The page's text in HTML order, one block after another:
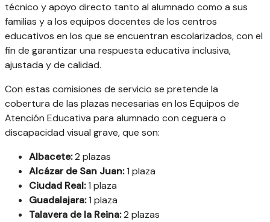
técnico y apoyo directo tanto al alumnado como a sus
familias y a los equipos docentes de los centros
educativos en los que se encuentran escolarizados, con el
fin de garantizar una respuesta educativa inclusiva,
ajustada y de calidad.
Con estas comisiones de servicio se pretende la
cobertura de las plazas necesarias en los Equipos de
Atención Educativa para alumnado con ceguera o
discapacidad visual grave, que son:
Albacete:2 plazas
Alcázar de San Juan:1 plaza
Ciudad Real:1 plaza
Guadalajara:1 plaza
Talavera de la Reina:2 plazas